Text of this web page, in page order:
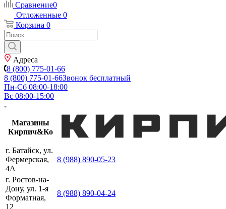
Сравнение0
Отложенные 0
Корзина 0
Адреса
8 (800) 775-01-66
8 (800) 775-01-66Звонок бесплатный
Пн-Сб 08:00-18:00
Вс 08:00-15:00
Магазины
Кирпич&Ко
г. Батайск, ул.
Фермерская,
4А
8 (988) 890-05-23
г. Ростов-на-
Дону, ул. 1-я
Форматная,
12
8 (988) 890-04-24